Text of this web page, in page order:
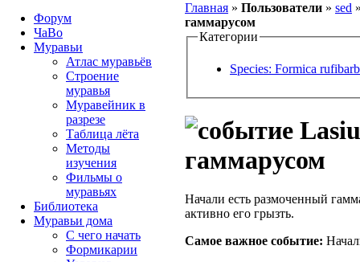
Главная » Пользователи » sed
гаммарусом
Категории
Species: Formica
гаммарусом
Начали есть размоченный
активно его грызть.
Самое важное событие:
Форум
ЧаВо
Муравьи
Атлас муравьёв
Строение
муравья
Муравейник в
разрезе
Таблица лёта
Методы
изучения
Фильмы о
муравьях
Библиотека
Муравьи дома
С чего начать
Формикарии